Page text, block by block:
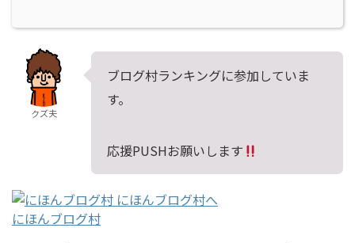
クズ夫
ブログ村ランキングに参加していま
す。
応援PUSHお願いします
にほんブログ村